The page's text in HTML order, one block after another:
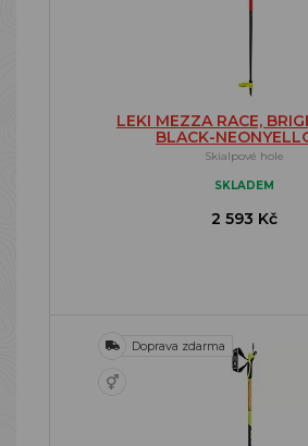
LEKI MEZZA RACE,
BLACK-
Skialpové hole
SKLADEM
2 593 Kč
Doprava zdarma